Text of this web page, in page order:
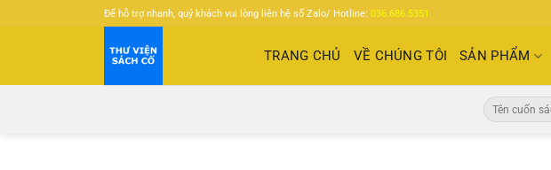
Để hỗ trợ nhanh, quý khách vui lòng liên hệ số Zalo/ Hotline: 036.686.5351
TRANG CHỦ VỀ CHÚNG TÔI SẢN PHẨM
Tìm
kiếm: